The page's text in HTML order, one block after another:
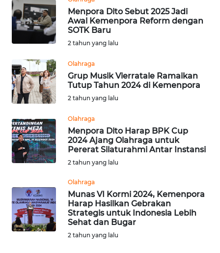
Menpora Dito Sebut 2025 Jadi
Awal Kemenpora Reform dengan
SOTK Baru
2 tahun yang lalu
Olahraga
Grup Musik Vierratale Ramaikan
Tutup Tahun 2024 di Kemenpora
2 tahun yang lalu
Olahraga
Menpora Dito Harap BPK Cup
2024 Ajang Olahraga untuk
Pererat Silaturahmi Antar Instansi
2 tahun yang lalu
Olahraga
Munas VI Kormi 2024, Kemenpora
Harap Hasilkan Gebrakan
Strategis untuk Indonesia Lebih
Sehat dan Bugar
2 tahun yang lalu
WN
KALTARA
KALSEL
WN
KALTIM
WN
SULSEL
WN
WN
SULUT